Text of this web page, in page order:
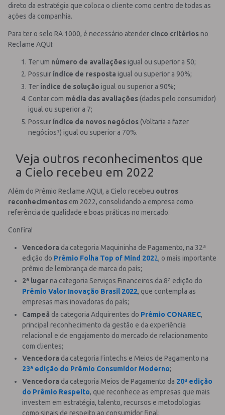
direto da estratégia que coloca o cliente como centro de todas as
ações da companhia.
Para ter o selo RA 1000, é necessário atender cinco critériosno
Reclame AQUI:
Ter um número de avaliaçõesigual ou superior a 50;
Possuir índice de resposta igual ou superior a 90%;
Ter índice de solução igual ou superior a 90%;
Contar com média das avaliações(dadas pelo consumidor)
igual ou superior a 7;
Possuir índice de novos negócios(Voltaria a fazer
negócios?) igual ou superior a 70%.
Veja outros reconhecimentos que
a Cielo recebeu em 2022
Além do Prêmio Reclame AQUI, a Cielo recebeu outros
reconhecimentos em 2022, consolidando a empresa como
referência de qualidade e boas práticas no mercado.
Confira!
Vencedora da categoria Maquininha de Pagamento, na 32ª
edição do Prêmio Folha Top of Mind 2022, o mais importante
prêmio de lembrança de marca do país;
2ª lugarna categoria Serviços Financeiros da 8ª edição do
Prêmio Valor Inovação Brasil 2022, que contempla as
empresas mais inovadoras do país;
Campeã da categoria Adquirentes do Prêmio CONAREC,
principal reconhecimento da gestão e da experiência
relacional e de engajamento do mercado de relacionamento
com clientes;
Vencedora da categoria Fintechs e Meios de Pagamento na
23ª edição do Prêmio Consumidor Moderno;
Vencedora da categoria Meios de Pagamento da 20ª edição
do Prêmio Respeito, que reconhece as empresas que mais
investem em estratégia, talento, recursos e metodologias
como sinais de respeito ao consumidor final;